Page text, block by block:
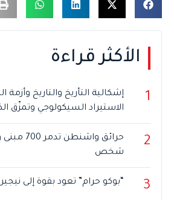
الأكثر قراءة
1
إشكالية التأريخ والتاريخ وأزمة
الاستيراد السيكولوجي وتمزّق
2
شخص
3 “بوكو حرام” تعود بقوة إلى